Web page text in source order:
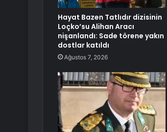
Hayat Bazen Tatlıdır dizisinin
Loçko’su Alihan Aracı
nişanlandı: Sade törene yakın
dostlar katıldı
Ağustos 7, 2026